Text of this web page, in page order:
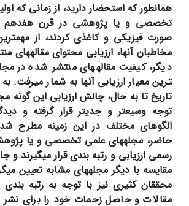
همانطور که استحضار دارید، از زمانی که
تخصصی و یا پژوهشی در قرن هفدهم
صورت فیزیکی و کاغذی کردند، از
مخاطبان آن­ها، ارزیابی محتوای مقاله­های
ترین معیار ارزیابی آن­ها به شمار می­رفت.
تاریخ تا به حال، چالش ارزیابی این گونه
توجه وسیع­تر و جدی­تر قرار گرفته و
الگوهای مختلف در این زمینه مطرح
حاضر، مجله­های علمی تخصصی و یا
رسمی ارزیابی و رتبه بندی قرار می­گیرند و
مقایسه با دیگر مجله­های مشابه تعیین
محققان کثیری نیز با توجه به رتبه بندی